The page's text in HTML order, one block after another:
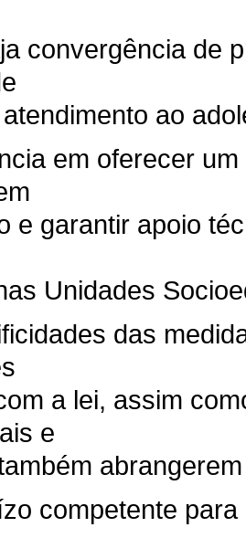
convergência de
ao
em oferecer
e garantir apoio
Unidades
das
a lei, assim
e
competente